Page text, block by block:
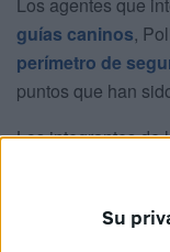
Su
guías caninos,
perímetro de
puntos que han
Los integrantes de
han repartido en
que se había
llevan tiempo